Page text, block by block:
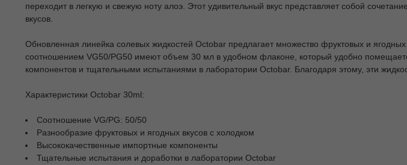
переходит в легкую и свежую ноту алоэ. Этот удивительный вкус представляет собой
вкусов.
Обновленная линейка солевых жидкостей Octobar предлагает множество фруктовых и
соотношением VG50/PG50 имеют объем 30 мл в удобном флаконе, который удобно
компонентов и тщательными испытаниями в лаборатории Octobar. Благодаря этому, эти
Характеристики Octobar 30ml:
Соотношение VG/PG: 50/50
Разнообразие фруктовых и ягодных вкусов с холодком
Высококачественные импортные компоненты
Тщательные испытания и доработки в лаборатории Octobar